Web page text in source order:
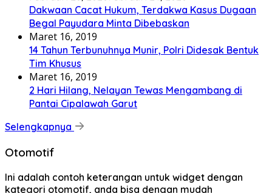
Dakwaan Cacat Hukum, Terdakwa Kasus Dugaan
Begal Payudara Minta Dibebaskan
Maret 16, 2019
14 Tahun Terbunuhnya Munir, Polri Didesak Bentuk
Tim Khusus
Maret 16, 2019
2 Hari Hilang, Nelayan Tewas Mengambang di
Pantai Cipalawah Garut
Selengkapnya
Otomotif
Ini adalah contoh keterangan untuk widget dengan
kategori otomotif, anda bisa dengan mudah